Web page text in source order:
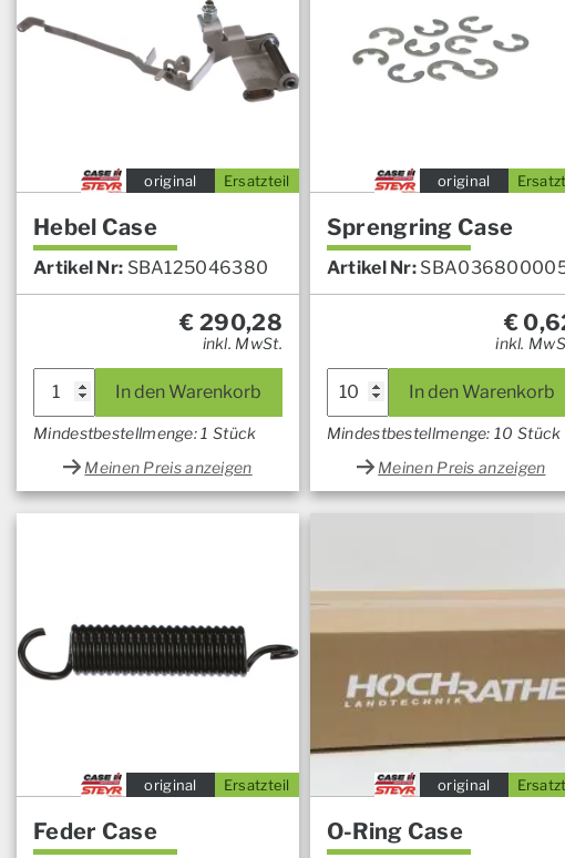
Ersatzteil
original
Hebel Case
Artikel Nr: SBA125046380
€ 290,28
inkl. MwSt.
In den Warenkorb
Mindestbestellmenge: 1 Stück
Meinen Preis anzeigen
original
Sprengring Case
Artikel Nr:
€
inkl.
In den Warenkorb
Mindestbestellmenge: 10 Stück
Meinen Preis anzeigen
Ersatzteil
original
Feder Case
original
O-Ring Case